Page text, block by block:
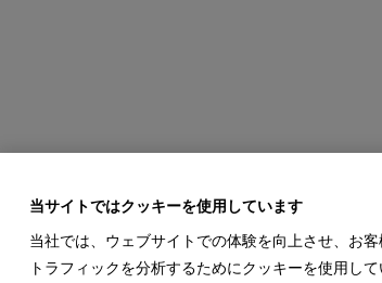
当サイトではクッキーを使用しています
当社では、ウェブサイトでの体験を向上させ、お
トラフィックを分析するためにクッキーを使用し